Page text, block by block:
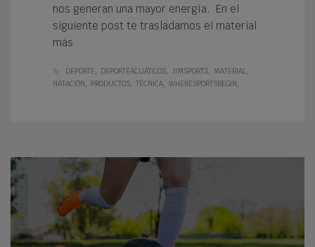
nos generan una mayor energía. En el
siguiente post te trasladamos el material
más
DEPORTE DEPORTEACUÁTICOS JIMSPORTS
MATERIAL
NATACIÓN
PRODUCTOS TÉCNICA WHERESPORTSBEGIN